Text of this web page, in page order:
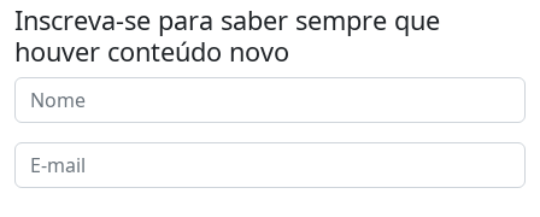
Inscreva-se para saber sempre que
houver conteúdo novo